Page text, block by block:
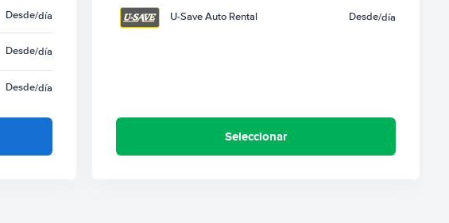
Desde/día
Desde/día
Desde/día
U-Save Auto Rental Desde/día
Seleccionar